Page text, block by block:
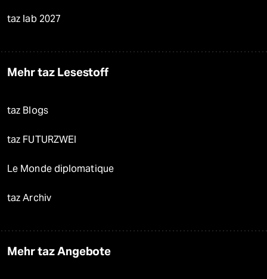
taz lab 2027
Mehr taz Lesestoff
taz Blogs
taz FUTURZWEI
Le Monde diplomatique
taz Archiv
Mehr taz Angebote